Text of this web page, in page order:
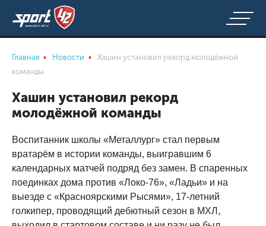
Главная Новости
Хашин установил рекорд молодёжной
команды
Хашин установил рекорд
молодёжной команды
Воспитанник школы «Металлург» стал первым
вратарём в истории команды, выигравшим 6
календарных матчей подряд без замен. В спаренных
поединках дома против «Локо-76», «Ладьи» и на
выезде с «Красноярскими Рысями», 17-летний
голкипер, проводящий дебютный сезон в МХЛ,